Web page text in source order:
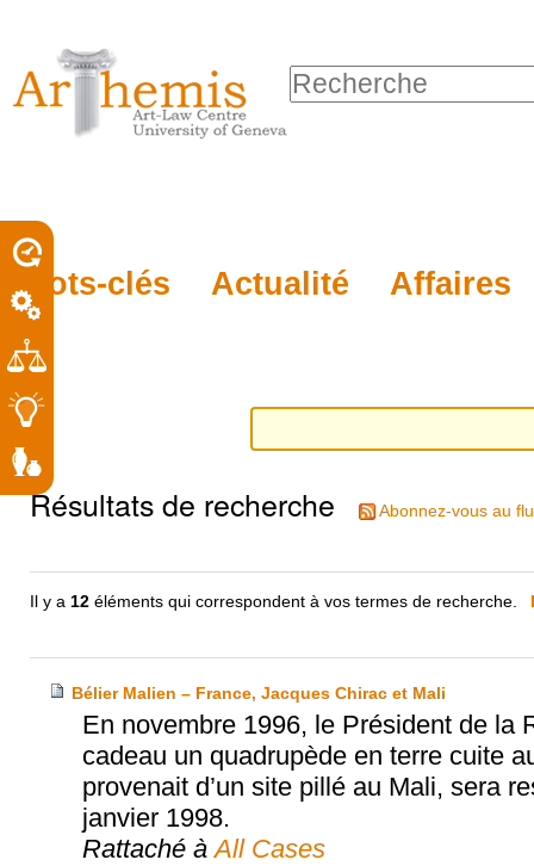
personnels
contenu.
à
la
navigation
Mots-clés Actualité Affaires
Chercher par
Résultats de recherche Abonnez-vous au
Il y a12 éléments qui correspondent à vos termes de recherche.
Bélier Malien – France, Jacques Chirac et Mali
En novembre 1996, le Président de la
cadeau un quadrupède en terre cuite
provenait d’un site pillé au Mali, sera
janvier 1998.
Rattaché à All Cases